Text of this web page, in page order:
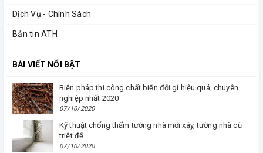
Dịch Vụ - Chính Sách
Bản tin ATH
BÀI VIẾT NỔI BẬT
Biện pháp thi công chất biến đổi gỉ hiệu quả, chuyên
nghiệp nhất 2020
07/10/2020
Kỹ thuật chống thấm tường nhà mới xây, tường nhà cũ
triệt để
07/10/2020